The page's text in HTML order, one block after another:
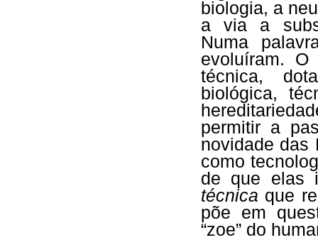
biologia, a
a via a
Numa
evoluíram.
técnica,
biológica,
permitir a
novidade das
como
de que elas
técnica que
põe em
“zoe” do